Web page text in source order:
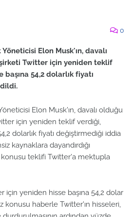
0
Elon Musk'ın, davalı
Twitter için yeniden teklif
54,2 dolarlık fiyatı
Elon Musk'ın, davalı olduğu
için yeniden teklif verdiği,
dolarlık fiyatı değiştirmediği iddia
kaynaklara dayandırdığı
konusu teklifi Twitter'a mektupla
için yeniden hisse başına 54,2 dolar
konusu haberle Twitter'ın hisseleri,